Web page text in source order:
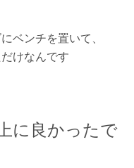
ベンチを置いて、
けなんです
に良かったで